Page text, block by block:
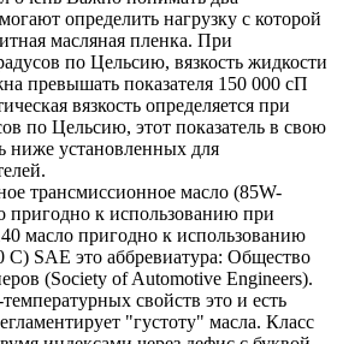
определить нагрузку с которой
масляная пленка. При
по Цельсию, вязкость жидкости
превышать показателя 150 000 сП
вязкость определяется при
по Цельсию, этот показатель в свою
ниже установленных для
трансмиссионное масло (85W-
пригодно к использованию при
масло пригодно к использованию
С) SAE это аббревиатура: Общество
(Society of Automotive Engineers).
свойств это и есть
"густоту" масла. Класс